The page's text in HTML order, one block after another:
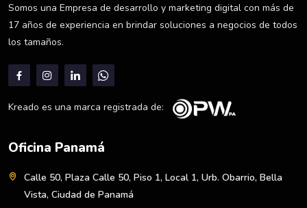
Somos una Empresa de desarrollo y marketing digital con más de
17 años de experiencia en brindar soluciones a negocios de todos
los tamaños.
Kreado es una marca registrada de:
Oficina Panamá
Calle 50, Plaza Calle 50, Piso 1, Local 1, Urb. Obarrio, Bella
Vista, Ciudad de Panamá